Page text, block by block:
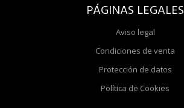
PÁGINAS LEGALES
Aviso legal
Condiciones de venta
Protección de datos
Política de Cookies